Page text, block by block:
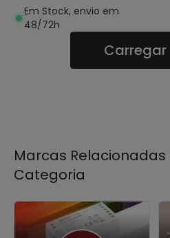
Em Stock, envio em
48/72h
Marcas Relacionadas
Categoria